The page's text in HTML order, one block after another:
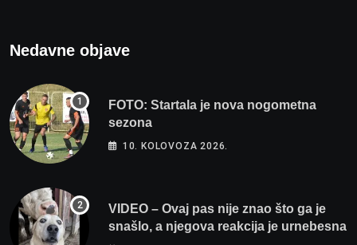
Nedavne objave
FOTO: Startala je nova nogometna
sezona
10. KOLOVOZA 2026.
VIDEO – Ovaj pas nije znao što ga je
snašlo, a njegova reakcija je urnebesna